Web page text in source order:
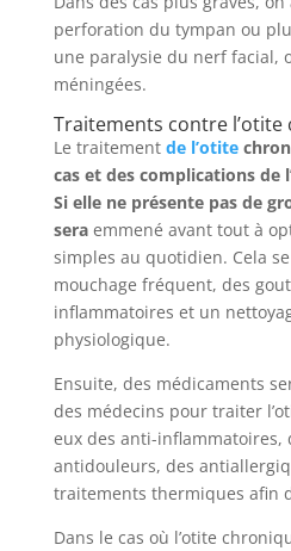
perforation du tympan ou
une paralysie du nerf facial,
méningées.
Traitements contre
Le traitement de l’otite
cas et des complications de
Si elle ne présente pas de
seraemmené avant tout à
simples au quotidien. Cela
mouchage fréquent, des
inflammatoires et un
physiologique.
Ensuite, des médicaments
des médecins pour traiter
eux des anti-inflammatoires,
antidouleurs, des
traitements thermiques afin
Dans le cas où l’otite